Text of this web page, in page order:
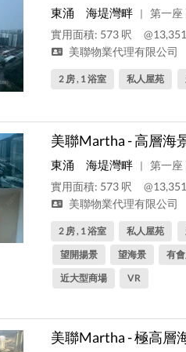
東涌 海堤灣畔 |
第一座
實用面積: 573 呎
美聯物業代理有限公司
2 房 , 1 浴室 私人屋苑
美聯Martha - 高層海
東涌 海堤灣畔 |
第一座
實用面積: 573 呎
美聯物業代理有限公司
2 房 , 1 浴室 私人屋苑
望開揚景
望海景 有
近大型商場
VR
美聯Martha - 極高層